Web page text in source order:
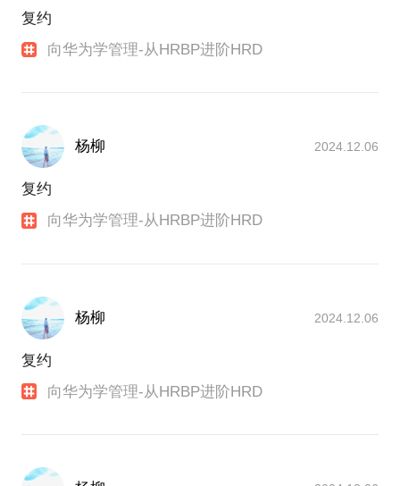
复约
向华为学管理-从HRBP进阶HRD
杨柳 2024.12.06
复约
向华为学管理-从HRBP进阶HRD
杨柳 2024.12.06
复约
向华为学管理-从HRBP进阶HRD